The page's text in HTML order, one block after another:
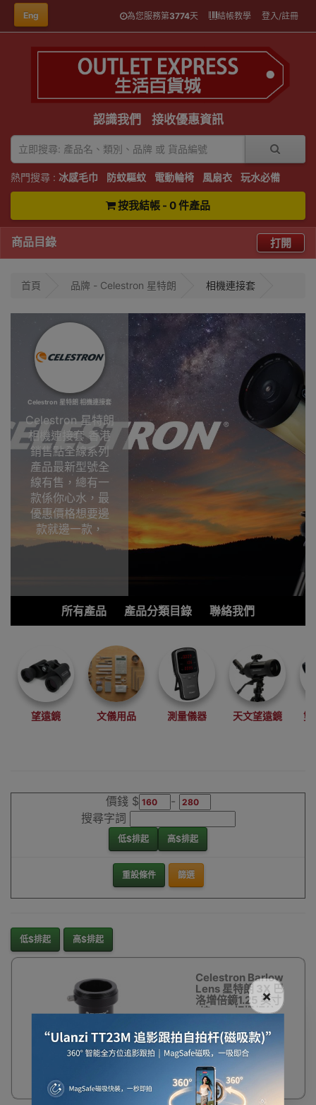
Eng 為您服務第3774天 結帳教學 登入/註冊
認識我們 接收優惠資訊
熱門搜尋 : 冰感毛巾 防蚊驅蚊 電動輪椅 風扇衣 玩水必備
按我結帳 - 0 件產品
商品目錄 打開
首頁 品牌 - Celestron 星特朗 相機連接套
Celestron 星特朗 相機連接套
Celestron 星特朗
相機連接套 香港
銷售點全線系列
產品最新型號全
線有售，總有一
款係你心水，最
優惠價格想要邊
款就邊一款，
Outlet Express
套香港銷售點
所有產品 產品分類目錄 聯絡我們
望遠鏡 文儀用品 測量儀器 天文望遠鏡 雙
價錢 $
-
搜尋字詞
低$排起 高$排起
重設條件 篩選
低$排起 高$排起
Celestron Barlow
Lens 星特朗 3X 巴
洛增倍鏡1.25 英寸
(接M42相機螺紋)
$280
×